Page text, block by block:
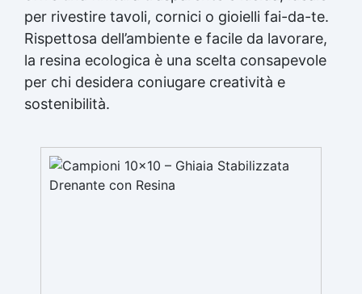
per rivestire tavoli, cornici o gioielli fai-da-te.
Rispettosa dell’ambiente e facile da lavorare,
la resina ecologica è una scelta consapevole
per chi desidera coniugare creatività e
sostenibilità.